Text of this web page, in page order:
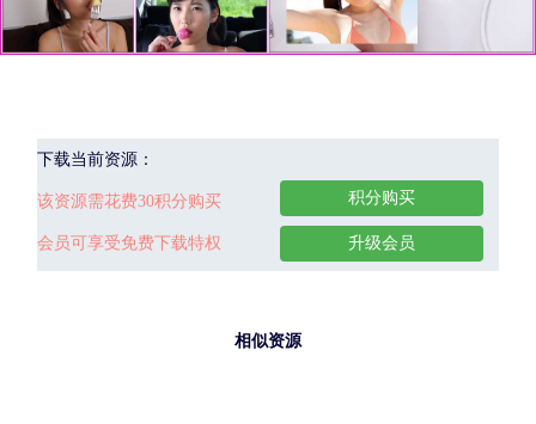
下载当前资源：
该资源需花费30积分购买
会员可享受免费下载特权
积分购买
升级会员
相似资源